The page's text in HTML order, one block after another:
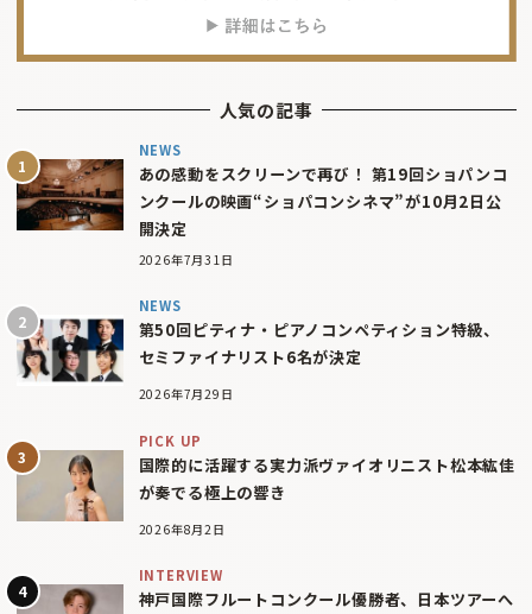
人気の記事
NEWS
あの感動をスクリーンで再び！ 第19回ショパンコ
ンクールの映画“ショパコンシネマ”が10月2日公
開決定
2026年7月31日
NEWS
第50回ピティナ・ピアノコンペティション特級、
セミファイナリスト6名が決定
2026年7月29日
PICK UP
国際的に活躍する実力派ヴァイオリニスト松本紘佳
が奏でる極上の響き
2026年8月2日
INTERVIEW
神戸国際フルートコンクール優勝者、日本ツアーへ